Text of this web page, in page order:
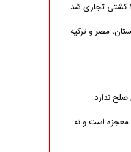
مصر و ترکیه
صلح ندارد
معجزه است و نه